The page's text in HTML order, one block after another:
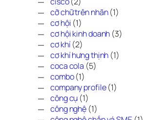
cỡ chữ trên nhãn(1)
cơ hội (1)
cơ hội kinh doanh (3)
cơ khí (2)
cơ khí hưng thịnh (1)
coca cola (5)
combo(1)
company profile(1)
công cụ (1)
công nghệ (1)